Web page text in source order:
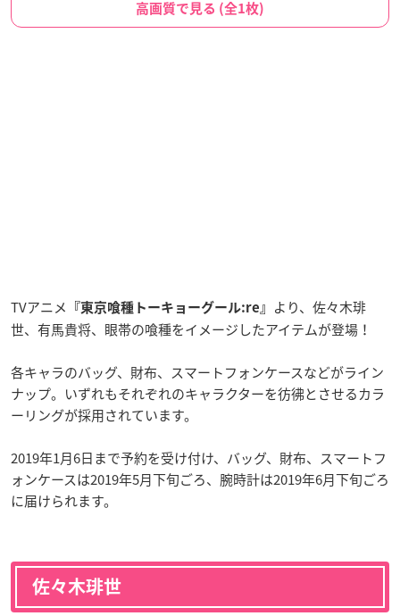
高画質で見る (全1枚)
TVアニメ 『東京喰種トーキョーグール:re』
より、佐々木琲
世、有馬貴将、眼帯の喰種をイメージしたアイテムが登場！
各キャラのバッグ、財布、スマートフォンケースなどがライン
ナップ。いずれもそれぞれのキャラクターを彷彿とさせるカラ
ーリングが採用されています。
2019年1月6日まで予約を受け付け、バッグ、財布、スマートフ
ォンケースは2019年5月下旬ごろ、腕時計は2019年6月下旬ごろ
に届けられます。
佐々木琲世